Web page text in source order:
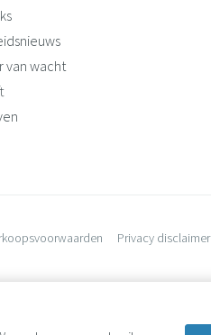
van wacht
Privacy disclaimer